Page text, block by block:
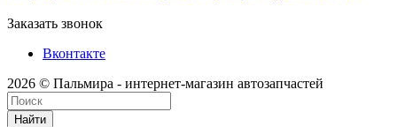
Заказать звонок
Вконтакте
2026 © Пальмира - интернет-магазин автозапчастей
Найти